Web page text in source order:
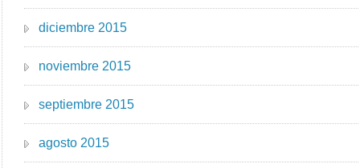
diciembre 2015
noviembre 2015
septiembre 2015
agosto 2015